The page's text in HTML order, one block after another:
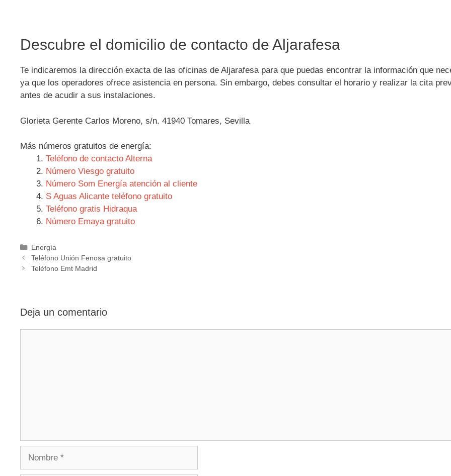
Descubre el domicilio de contacto de Aljarafesa
Te indicaremos la dirección exacta de las oficinas de Aljarafesa para que puedas encontrar la información que
ya que los operadores ofrece asistencia en persona. Sin embargo, debes consultar el horario y realizar la cita
antes de acudir a sus instalaciones.
Glorieta Gerente Carlos Moreno, s/n. 41940 Tomares, Sevilla
Más números gratuitos de energía:
Teléfono de contacto Alterna
Número Viesgo gratuito
Número Som Energía atención al cliente
S Aguas Alicante teléfono gratuito
Teléfono gratis Hidraqua
Número Emaya gratuito
Categorías
Energía
Navegación
de
Teléfono Unión Fenosa gratuito
Teléfono Emt Madrid
Deja un comentario